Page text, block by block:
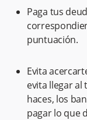
Paga tus
puntuación.
Evita
evita llegar al
haces, los
pagar lo que